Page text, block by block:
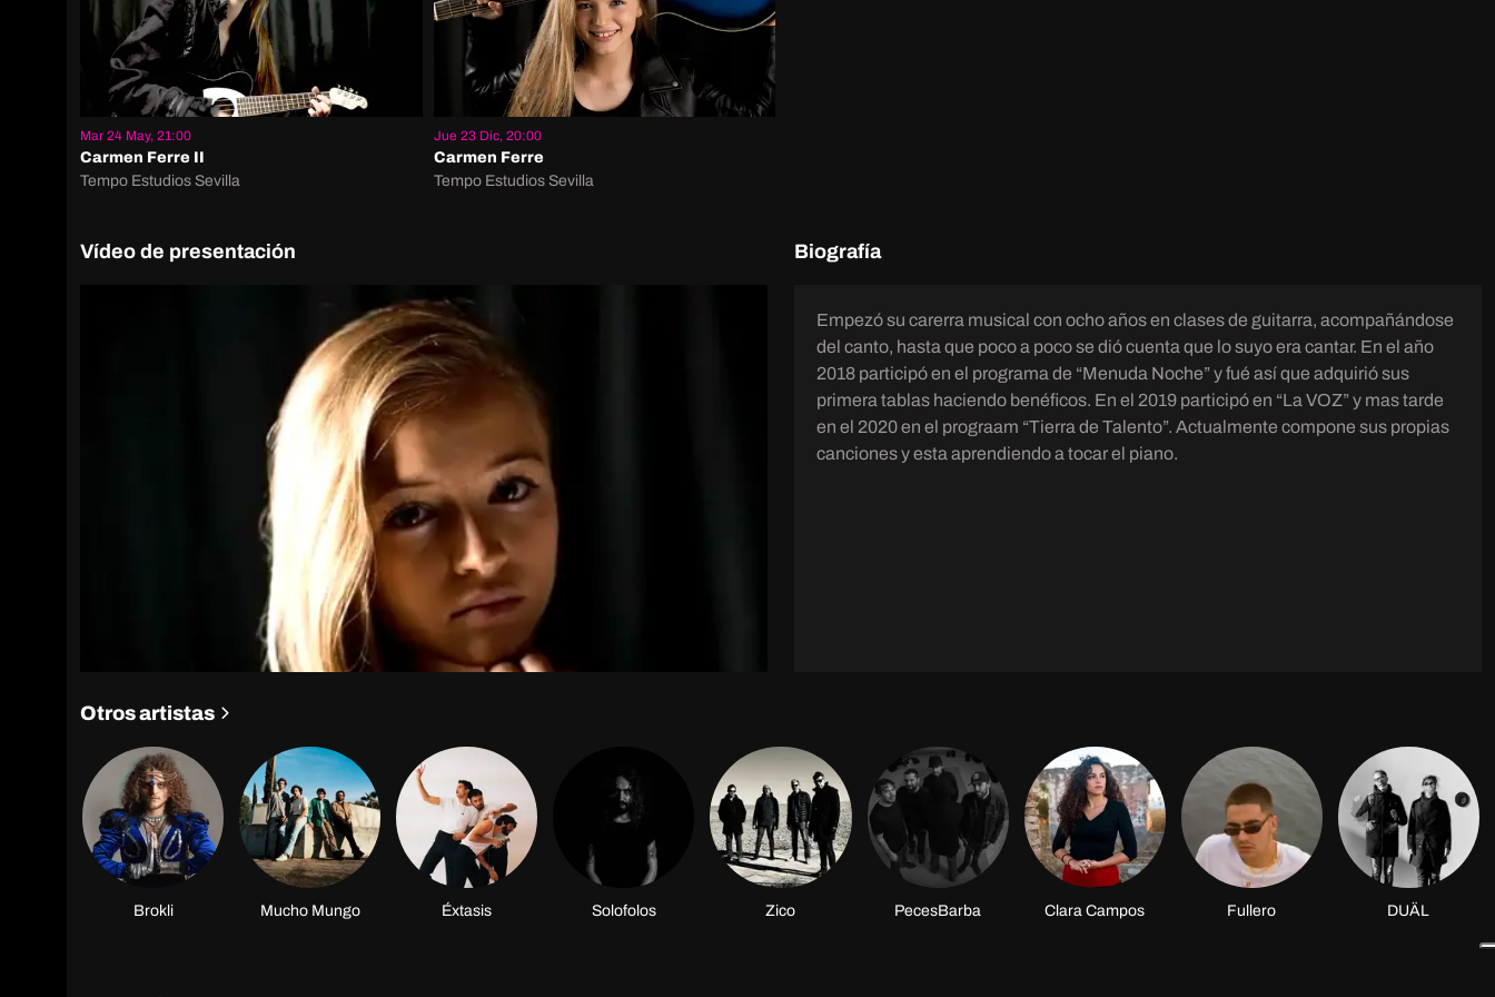
Mar 24 May, 21:00
Carmen Ferre II
Tempo Estudios Sevilla
Jue 23 Dic, 20:00
Carmen Ferre
Tempo Estudios Sevilla
Vídeo de presentación Biografía
Empezó su carerra musical con ocho años en clases de guitarra, acompañándose
del canto, hasta que poco a poco se dió cuenta que lo suyo era cantar. En el año
2018 participó en el programa de “Menuda Noche” y fué así que adquirió sus
primera tablas haciendo benéficos. En el 2019 participó en “La VOZ” y mas tarde
en el 2020 en el prograam “Tierra de Talento”. Actualmente compone sus propias
canciones y esta aprendiendo a tocar el piano.
Otros artistas
Brokli Mucho Mungo Éxtasis Solofolos Zico PecesBarba Clara Campos Fullero DUÄL